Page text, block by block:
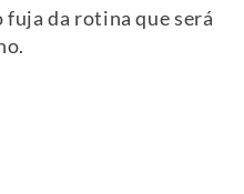
fuja da rotina que será